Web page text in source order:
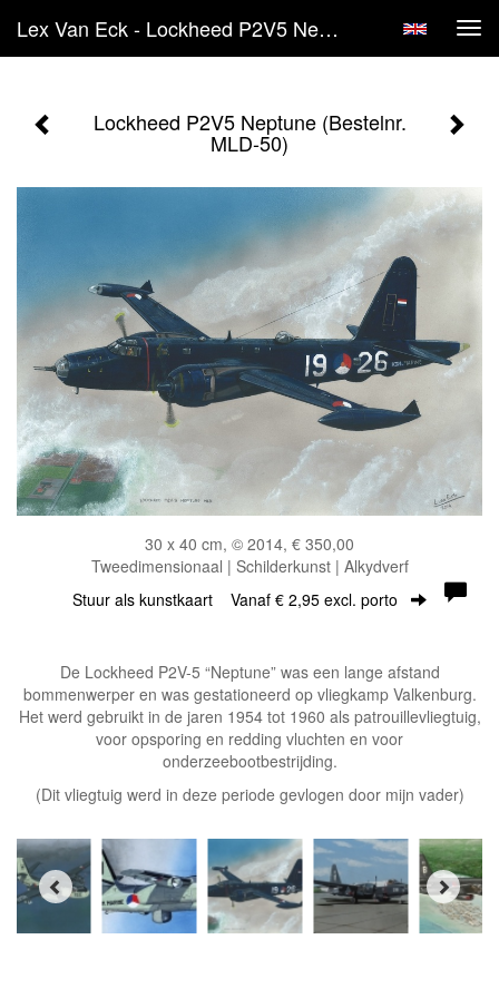
Lex Van Eck - Lockheed P2V5 Neptune (Bestelnr. MLD-50)
Lockheed P2V5 Neptune (Bestelnr.
MLD-50)
30 x 40 cm, © 2014, € 350,00
Tweedimensionaal | Schilderkunst | Alkydverf
Stuur als kunstkaart Vanaf € 2,95 excl. porto
De Lockheed P2V-5 “Neptune” was een lange afstand
bommenwerper en was gestationeerd op vliegkamp Valkenburg.
Het werd gebruikt in de jaren 1954 tot 1960 als patrouillevliegtuig,
voor opsporing en redding vluchten en voor
onderzeebootbestrijding.
(Dit vliegtuig werd in deze periode gevlogen door mijn vader)